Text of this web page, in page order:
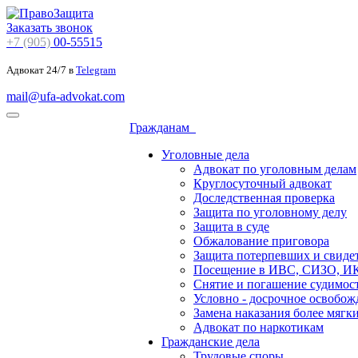
Заказать звонок
+7 (905) 00-55515
Адвокат 24/7 в Telegram
mail@ufa-advokat.com
Гражданам
Уголовные дела
Адвокат по уголовным делам
Круглосуточный адвокат
Доследственная проверка
Защита по уголовному делу
Защита в суде
Обжалование приговора
Защита потерпевших и
Посещение в ИВС, СИЗО,
Снятие и погашение
Условно - досрочное
Замена наказания более
Адвокат по наркотикам
Гражданские дела